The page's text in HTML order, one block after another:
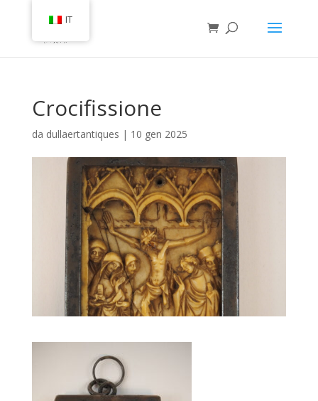
Crocifissione
da dullaertantiques | 10 gen 2025
IT